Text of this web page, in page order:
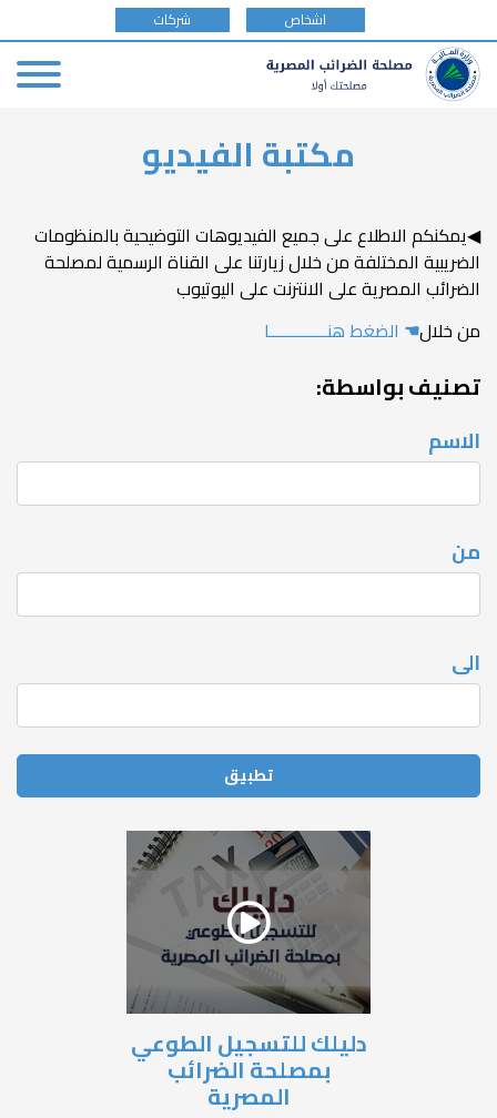
type
اشخاص شركات
مكتبة الفيديو
◀يمكنكم الاطلاع على جميع الفيديوهات التوضيحية بالمنظومات
الضريبية المختلفة من خلال زيارتنا على القناة الرسمية لمصلحة
الضرائب المصرية على الانترنت على اليوتيوب
من خلال☚ الضغط هنـــــــــــــا
تصنيف بواسطة:
الاسم
من
الى
دليلك للتسجيل الطوعي
بمصلحة الضرائب
المصرية